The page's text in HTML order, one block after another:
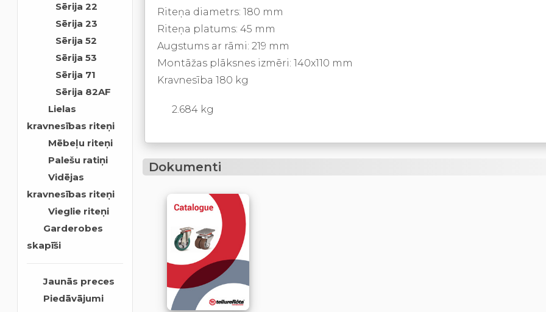
Sērija 22
Sērija 23
Sērija 52
Sērija 53
Sērija 71
Sērija 82AF
Lielas
kravnesības riteņi
Mēbeļu riteņi
Palešu ratiņi
Vidējas
kravnesības riteņi
Vieglie riteņi
Garderobes
skapīši
Jaunās preces
Piedāvājumi
Riteņa diametrs: 180 mm
Riteņa platums: 45 mm
Augstums ar rāmi: 219 mm
Montāžas plāksnes izmēri: 140x110 mm
Kravnesība 180 kg
2.684 kg
Dokumenti